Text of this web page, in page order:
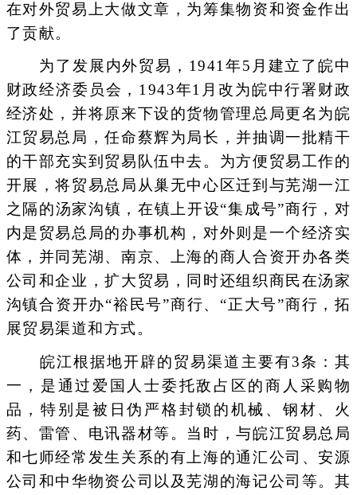
在对外贸易上大做文章，为筹集物资和资金作出
了贡献。
为了发展内外贸易，1941年5月建立了皖中
财政经济委员会，1943年1月改为皖中行署财政
经济处，并将原来下设的货物管理总局更名为皖
江贸易总局，任命蔡辉为局长，并抽调一批精干
的干部充实到贸易队伍中去。为方便贸易工作的
开展，将贸易总局从巢无中心区迁到与芜湖一江
之隔的汤家沟镇，在镇上开设“集成号”商行，对
内是贸易总局的办事机构，对外则是一个经济实
体，并同芜湖、南京、上海的商人合资开办各类
公司和企业，扩大贸易，同时还组织商民在汤家
沟镇合资开办“裕民号”商行、“正大号”商行，拓
展贸易渠道和方式。
皖江根据地开辟的贸易渠道主要有3条：其
一，是通过爱国人士委托敌占区的商人采购物
品，特别是被日伪严格封锁的机械、钢材、火
药、雷管、电讯器材等。当时，与皖江贸易总局
和七师经常发生关系的有上海的通汇公司、安源
公司和中华物资公司以及芜湖的海记公司等。其